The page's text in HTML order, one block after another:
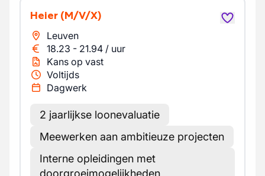
Heier (M/V/X)
Leuven
18.23 - 21.94 / uur
Kans op vast
Voltijds
Dagwerk
2 jaarlijkse loonevaluatie
Meewerken aan ambitieuze projecten
Interne opleidingen met
doorgroeimogelijkheden